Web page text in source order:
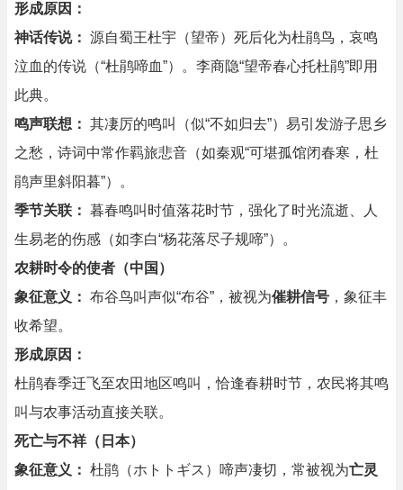
形成原因：
神话传说： 源自蜀王杜宇（望帝）死后化为杜鹃鸟，哀鸣
泣血的传说（“杜鹃啼血”）。李商隐“望帝春心托杜鹃”即用
此典。
鸣声联想： 其凄厉的鸣叫（似“不如归去”）易引发游子思乡
之愁，诗词中常作羁旅悲音（如秦观“可堪孤馆闭春寒，杜
鹃声里斜阳暮”）。
季节关联： 暮春鸣叫时值落花时节，强化了时光流逝、人
生易老的伤感（如李白“杨花落尽子规啼”）。
农耕时令的使者（中国）
象征意义： 布谷鸟叫声似“布谷”，被视为催耕信号 ，象征丰
收希望。
形成原因：
杜鹃春季迁飞至农田地区鸣叫，恰逢春耕时节，农民将其鸣
叫与农事活动直接关联。
死亡与不祥（日本）
象征意义： 杜鹃（ホトトギス）啼声凄切，常被视为亡灵